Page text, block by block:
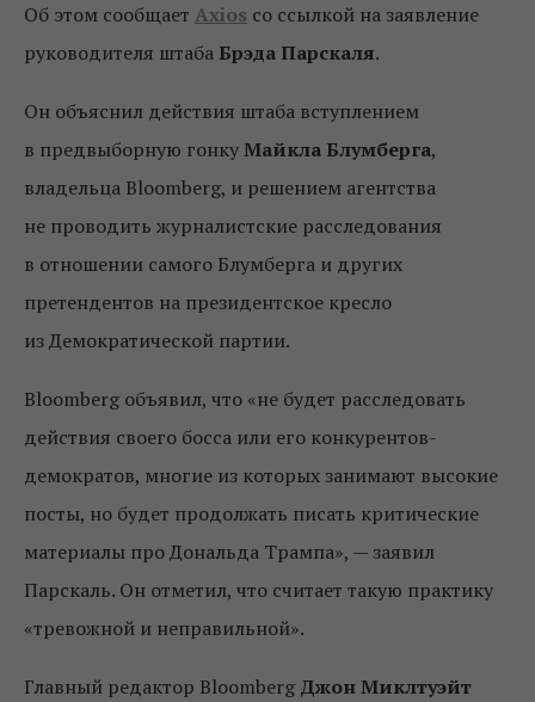
Об этом сообщает Axios со ссылкой на заявление
руководителя штаба Брэда Парскаля.
Он объяснил действия штаба вступлением
в предвыборную гонкуМайкла Блумберга,
владельца Bloomberg, и решением агентства
не проводить журналистские расследования
в отношении самого Блумберга и других
претендентов на президентское кресло
из Демократической партии.
Bloomberg объявил, что «не будет расследовать
действия своего босса или его конкурентов-
демократов, многие из которых занимают высокие
посты, но будет продолжать писать критические
материалы про Дональда Трампа», — заявил
Парскаль. Он отметил, что считает такую практику
«тревожной и неправильной».
Главный редактор BloombergДжон Миклтуэйт